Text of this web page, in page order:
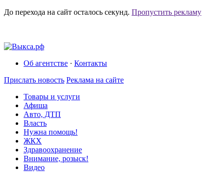
До перехода на сайт осталось секунд. Пропустить рекламу
Об агентстве · Контакты
Прислать новость Реклама на сайте
Товары и услуги
Афиша
Авто, ДТП
Власть
Нужна помощь!
ЖКХ
Здравоохранение
Внимание, розыск!
Видео